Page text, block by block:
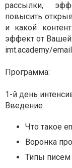
рассылки,
повысить
и какой
эффект от
imt.academy/email
Программа:
1-й день
Введение
Что такое
Воронка
Типы